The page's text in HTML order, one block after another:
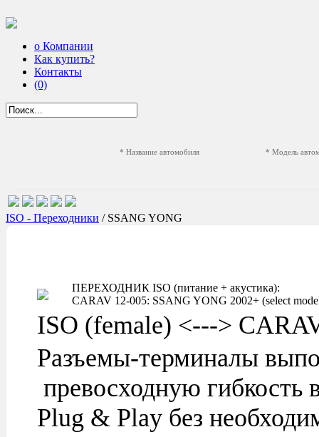
о Компании
Как купить?
Контакты
(0)
* Название автомобиля * Модель
ISO - Переходники / SSANG YONG
ПЕРЕХОДНИК ISO (питание + акустика):
CARAV 12-005: SSANG YONG 2002+ (select
ISO (female) <--->
Разъемы-терминалы
превосходную гибкость
Plug & Play без